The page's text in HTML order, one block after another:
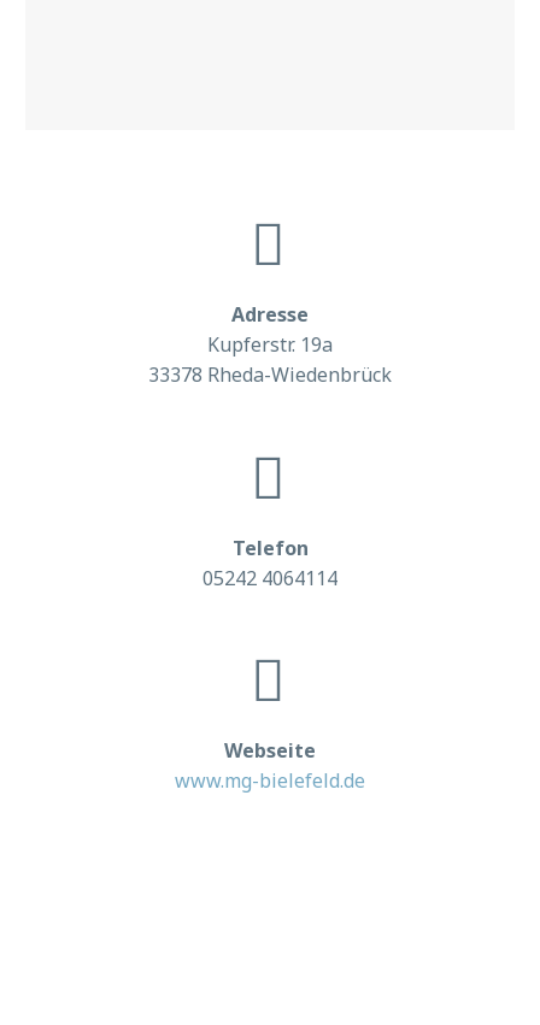


Adresse
Kupferstr. 19a
33378 Rheda-Wiedenbrück


Telefon
05242 4064114


Webseite
www.mg-bielefeld.de